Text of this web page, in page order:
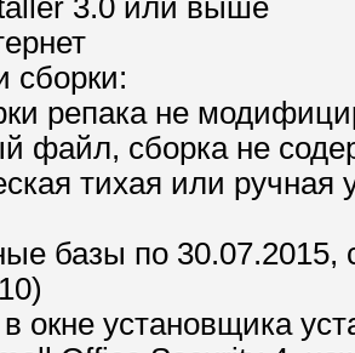
3.0 или выше
сборки:
репака не
файл, сборка не
тихая или ручная
базы по
окне установщика